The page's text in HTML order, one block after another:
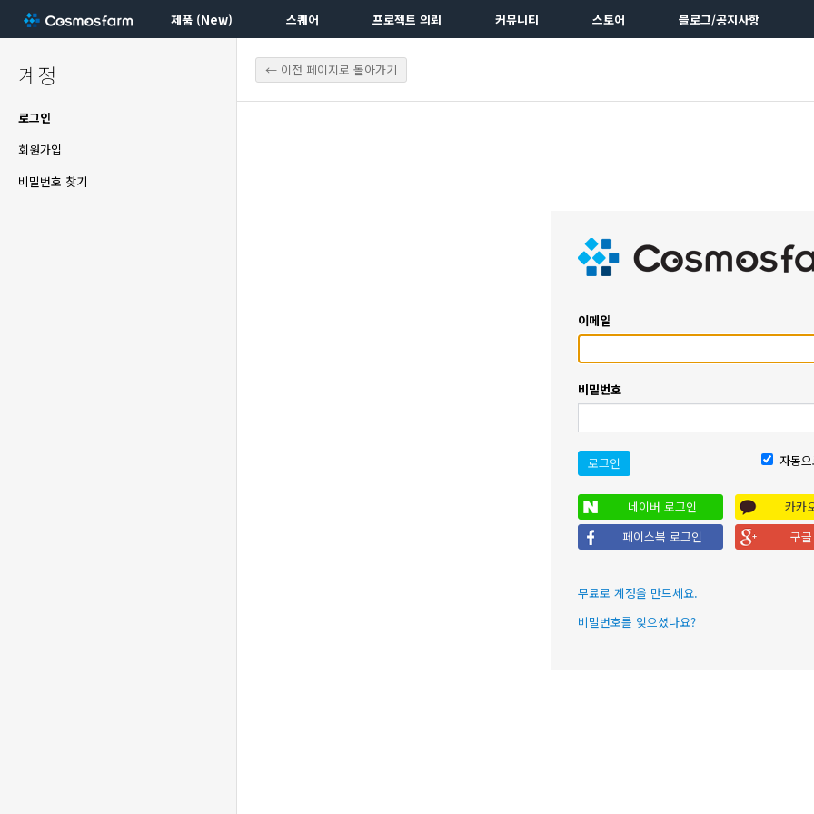
제품 (New) 스퀘어 프로젝트 의뢰 커뮤니티 스토어 블로그/공지사항
계정
로그인
회원가입
비밀번호 찾기
← 이전 페이지로 돌아가기
이메일
비밀번호
로그인 자동
네이버 로그인
카카
페이스북 로그인
구
무료로 계정을 만드세요.
비밀번호를 잊으셨나요?